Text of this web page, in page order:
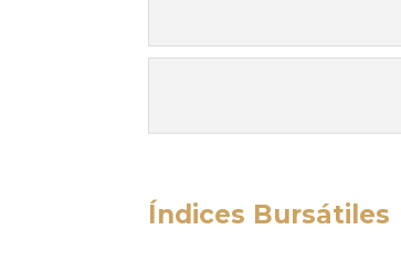
Índices Bursátiles